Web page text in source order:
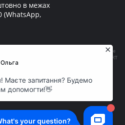
в межах
(WhatsApp,
текстів чи зображень, передрук чи будь-яке
можливе за умови посилання на ECOEXPERT
обов'язковим. Матеріали в блоці «Новини
відповідальність за їхній зміст несе